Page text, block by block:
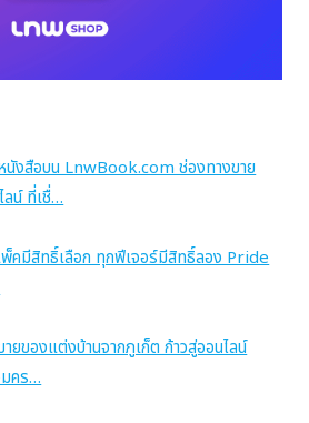
นังสือบน LnwBook.com ช่องทางขาย
ลน์ ที่เชื่…
คมีสิทธิ์เลือก ทุกฟีเจอร์มีสิทธิ์ลอง Pride
ายของแต่งบ้านจากภูเก็ต ก้าวสู่ออนไลน์
คร…